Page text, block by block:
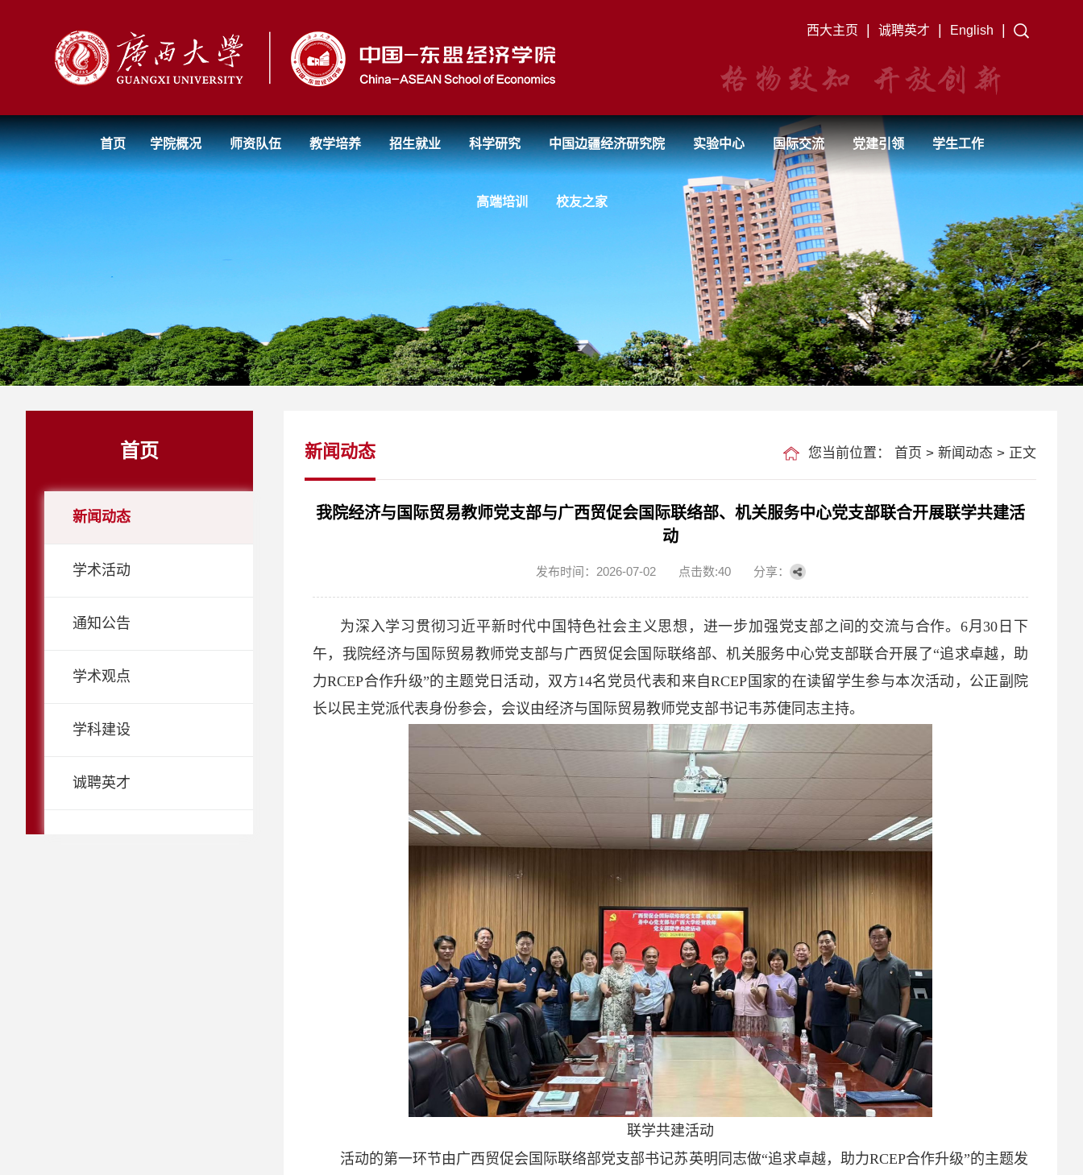
西大主页 诚聘英才 English
首页 学院概况 师资队伍 教学培养 招生就业 科学研究 中国边疆经济研究院 实验中心 国际交流 党建引领 学生工作
高端培训 校友之家
首页
新闻动态
学术活动
通知公告
学术观点
学科建设
诚聘英才
您当前位置： 首页 > 新闻动态 > 正文
新闻动态
我院经济与国际贸易教师党支部与广西贸促会国际联络部、机关服务中心党支部联合开展联学共建活
动
发布时间：2026-07-02 点击数:40 分享：
为深入学习贯彻习近平新时代中国特色社会主义思想，进一步加强党支部之间的交流与合作。6月30日下
午，我院经济与国际贸易教师党支部与广西贸促会国际联络部、机关服务中心党支部联合开展了“追求卓越，助
力RCEP合作升级”的主题党日活动，双方14名党员代表和来自RCEP国家的在读留学生参与本次活动，公正副院
长以民主党派代表身份参会，会议由经济与国际贸易教师党支部书记韦苏倢同志主持。
联学共建活动
活动的第一环节由广西贸促会国际联络部党支部书记苏英明同志做“追求卓越，助力RCEP合作升级”的主题发